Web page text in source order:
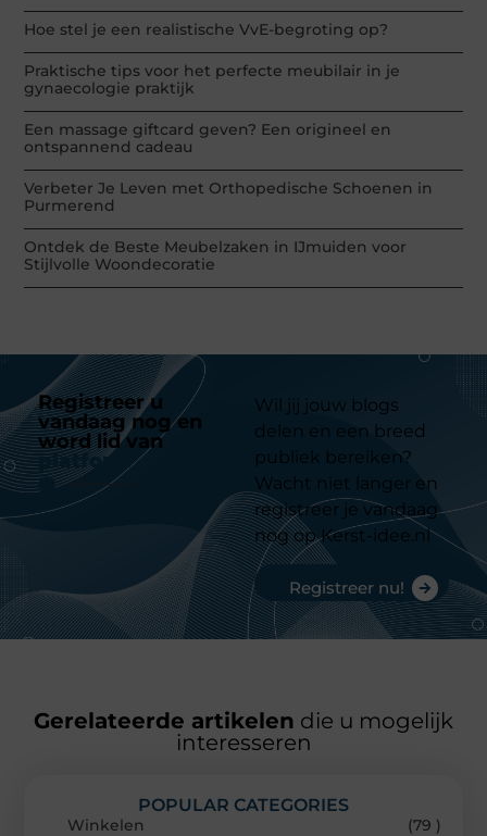
Hoe stel je een realistische VvE-begroting op?
Praktische tips voor het perfecte meubilair in je
gynaecologie praktijk
Een massage giftcard geven? Een origineel en
ontspannend cadeau
Verbeter Je Leven met Orthopedische Schoenen in
Purmerend
Ontdek de Beste Meubelzaken in IJmuiden voor
Stijlvolle Woondecoratie
Registreer u
vandaag nog en
word lid van
platform
Wil jij jouw blogs
delen en een breed
publiek bereiken?
Wacht niet langer en
registreer je vandaag
nog op Kerst-idee.nl
Registreer nu!
Gerelateerde artikelen die u mogelijk
interesseren
POPULAR CATEGORIES
Winkelen
(79 )